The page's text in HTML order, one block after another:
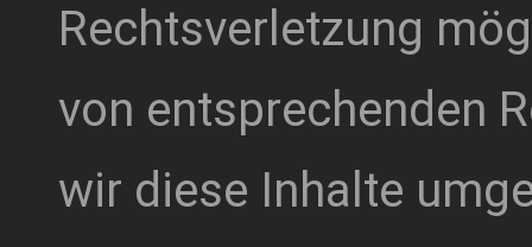
Rechtsverletzung
von entsprechenden
wir diese Inhalte